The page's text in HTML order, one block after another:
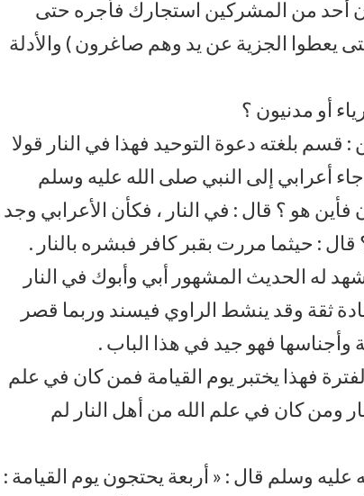
أحد من المشركين استجارك فأجره حتى
يعطوا الجزية عن يد وهم صاغرون ) والأدلة
أو مدنيون ؟
بلغته دعوة التوحيد فهذا في النار قولا
أعرابي إلى النبي صلى الله عليه وسلم
هو ؟ قال : في النار ، فكأن الأعرابي وجد
: حيثما مررت بقبر كافر فبشره بالنار .
له الحديث المشهور أبي وأبوك في النار
ثقة وقد ينشط الراوي فيسند وربما قصر
وأجناسها فهو جيد في هذا الباب .
فهذا يختبر يوم القيامة فمن كان في علم
ومن كان في علم الله من أهل النار لم
وسلم قال : « أربعة يحتجون يوم القيامة :